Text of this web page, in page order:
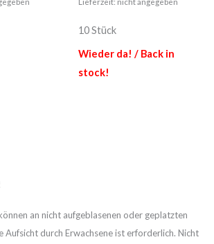
10 Stück
Wieder da! / Back in
stock!
an nicht aufgeblasenen oder geplatzten
Aufsicht durch Erwachsene ist erforderlich. Nicht